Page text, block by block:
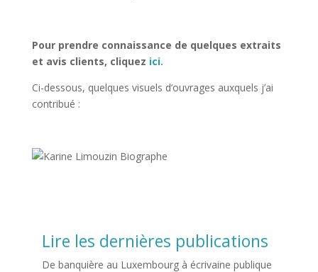
Pour prendre connaissance de quelques extraits
et avis clients, cliquez ici.
Ci-dessous, quelques visuels d’ouvrages auxquels j’ai
contribué :
Lire les dernières publications
De banquière au Luxembourg à écrivaine publique